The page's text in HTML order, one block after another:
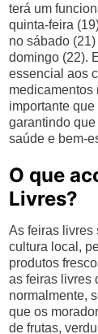
terá um
quinta-feira
no sábado
domingo (22).
essencial aos
medicamentos
importante
garantindo
saúde e bem-
O que
Livres?
As feiras livres
cultura local,
produtos
as feiras livres
normalmente,
que os
de frutas,